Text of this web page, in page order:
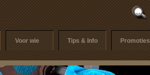
Voor wie Tips & Info Promoties